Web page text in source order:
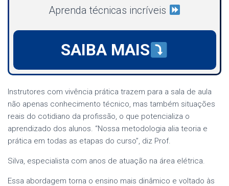
Aprenda técnicas incríveis
SAIBA MAIS
Instrutores com vivência prática trazem para a sala de aula
não apenas conhecimento técnico, mas também situações
reais do cotidiano da profissão, o que potencializa o
aprendizado dos alunos. “Nossa metodologia alia teoria e
prática em todas as etapas do curso”, diz Prof.
Silva, especialista com anos de atuação na área elétrica.
Essa abordagem torna o ensino mais dinâmico e voltado às